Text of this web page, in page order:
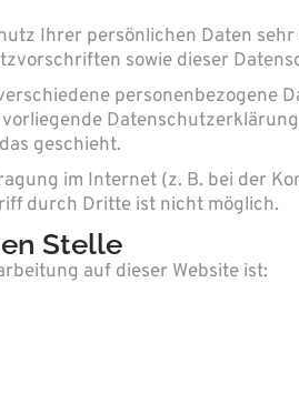
Ihrer persönlichen Daten
sowie dieser
personenbezogene
geschieht.
im Internet (z. B. bei der
durch Dritte ist nicht möglich.
Stelle
auf dieser Website ist: